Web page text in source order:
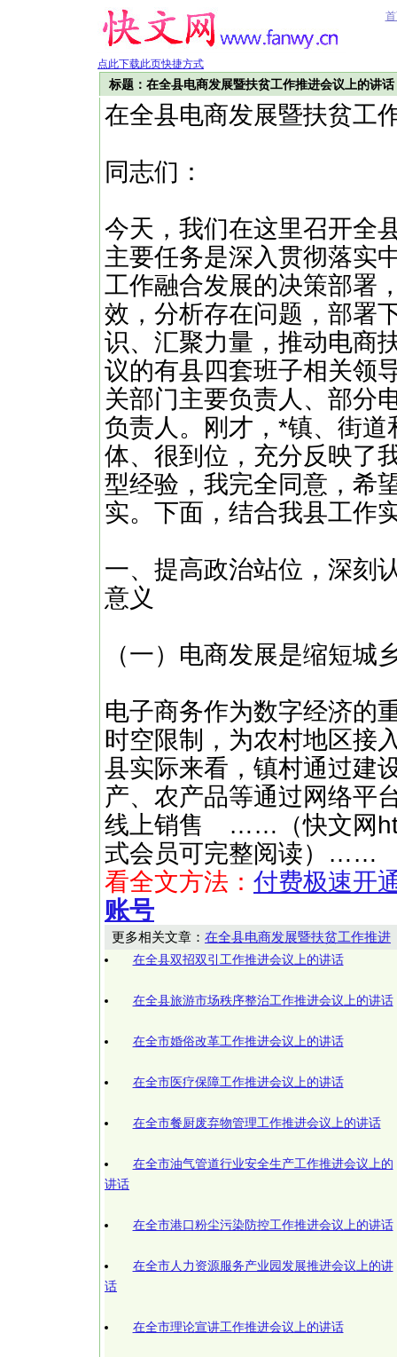
点此下载此页快捷方式
标题：在全县电商发展暨扶贫工作推进会议上的讲话
在全县电商发展暨扶贫工
同志们：
今天，我们在这里召开全
主要任务是深入贯彻落实
工作融合发展的决策部署
效，分析存在问题，部署
识、汇聚力量，推动电商
议的有县四套班子相关领
关部门主要负责人、部分
负责人。刚才，*镇、街
体、很到位，充分反映了
型经验，我完全同意，希
实。下面，结合我县工作
一、提高政治站位，深刻
意义
（一）电商发展是缩短城
电子商务作为数字经济的
时空限制，为农村地区接
县实际来看，镇村通过建
产、农产品等通过网络平
线上销售 ……（快文网
式会员可完整阅读）……
看全文方法： 付费极速开
账号
更多相关文章： 在全县电商发展暨扶贫工作推进
在全县双招双引工作推进会议上的讲话
在全县旅游市场秩序整治工作推进会议上的讲话
在全市婚俗改革工作推进会议上的讲话
在全市医疗保障工作推进会议上的讲话
在全市餐厨废弃物管理工作推进会议上的讲话
在全市油气管道行业安全生产工作推进会议上的
讲话
在全市港口粉尘污染防控工作推进会议上的讲话
在全市人力资源服务产业园发展推进会议上的讲
话
在全市理论宣讲工作推进会议上的讲话